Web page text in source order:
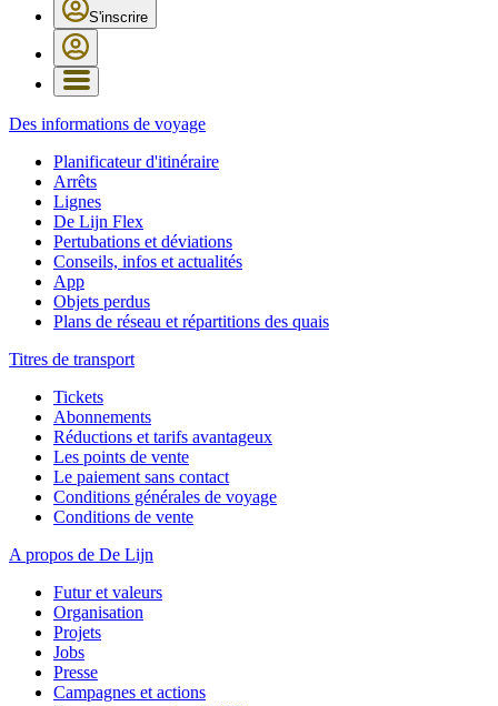
S'inscrire
Des informations de voyage
Planificateur d'itinéraire
Arrêts
Lignes
De Lijn Flex
Pertubations et déviations
Conseils, infos et actualités
App
Objets perdus
Plans de réseau et répartitions des quais
Titres de transport
Tickets
Abonnements
Réductions et tarifs avantageux
Les points de vente
Le paiement sans contact
Conditions générales de voyage
Conditions de vente
A propos de De Lijn
Futur et valeurs
Organisation
Projets
Jobs
Presse
Campagnes et actions